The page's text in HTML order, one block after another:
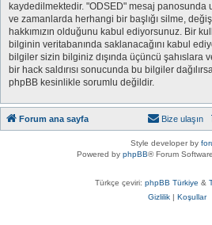
kaydedilmektedir. "ODSED" mesaj
ve zamanlarda herhangi bir başlığı silme,
hakkımızın olduğunu kabul ediyorsunuz. Bir
bilginin veritabanında saklanacağını kabul
bilgiler sizin bilginiz dışında üçüncü şahıslara
bir hack saldırısı sonucunda bu bilgiler
phpBB kesinlikle sorumlu değildir.
Forum ana sayfa Bize ulaşın
Style developer by
Powered by phpBB® Forum
Türkçe çeviri: phpBB Türkiye &
Gizlilik | Koşullar